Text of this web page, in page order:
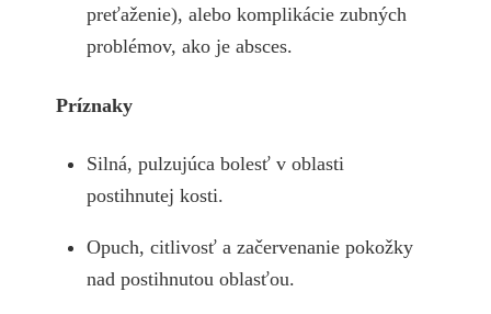
preťaženie), alebo komplikácie zubných
problémov, ako je absces.
Príznaky
Silná, pulzujúca bolesť v oblasti
postihnutej kosti.
Opuch, citlivosť a začervenanie pokožky
nad postihnutou oblasťou.